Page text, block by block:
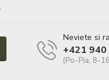
Neviete si
+421
(Po-Pia, 8-